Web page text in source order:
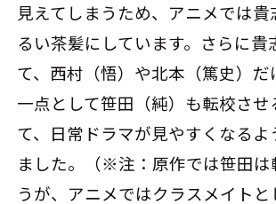
見えてしまうため、アニメでは
るい茶髪にしています。さらに貴
て、西村（悟）や北本（篤史）だ
一点として笹田（純）も転校させ
て、日常ドラマが見やすくなるよ
ました。（※注：原作では笹田は
うが、アニメではクラスメイトと